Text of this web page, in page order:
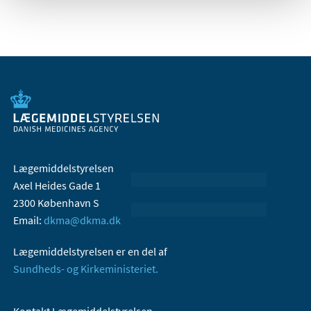
Lægemiddelstyrelsen
Axel Heides Gade 1
2300 København S
Email: dkma@dkma.dk
Lægemiddelstyrelsen er en del af
Sundheds- og Kirkeministeriet.